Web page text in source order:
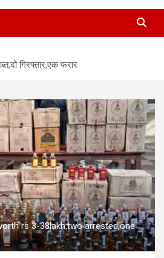
गिरफ्तार,एक फरार
rs 3-38lakh,two arrested,one